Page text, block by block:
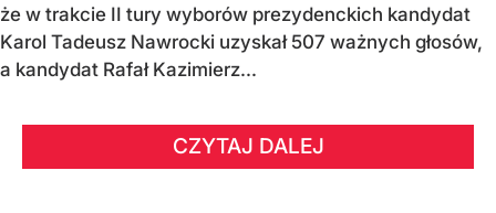
że w trakcie II tury wyborów prezydenckich kandydat
Karol Tadeusz Nawrocki uzyskał 507 ważnych głosów,
a kandydat Rafał Kazimierz...
CZYTAJ DALEJ